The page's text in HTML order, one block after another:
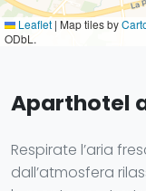
Leaflet | Map tiles by
ODbL.
Aparthotel
Respirate l’aria
dall’atmosfera